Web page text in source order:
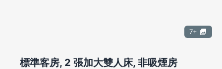
7+
標準客房, 2 張加大雙人床, 非吸煙房